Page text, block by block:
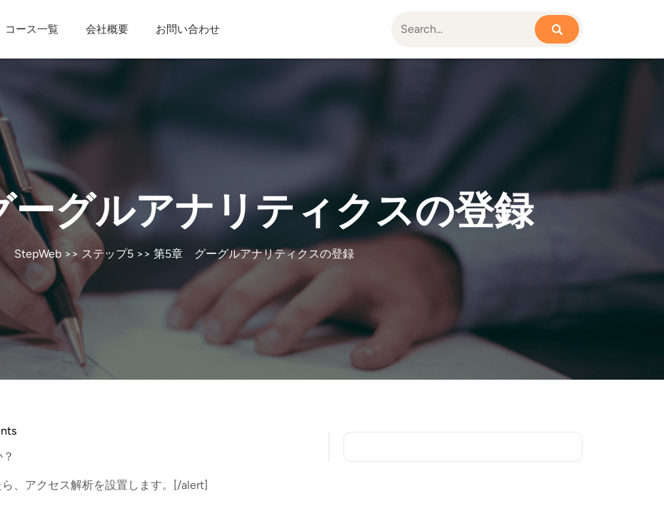
コース一覧 会社概要 お問い合わせ
グルアナリティクスの登録
StepWeb >> ステップ5 >> 第5章 グーグルアナリティクスの登録
ら、アクセス解析を設置します。[/alert]